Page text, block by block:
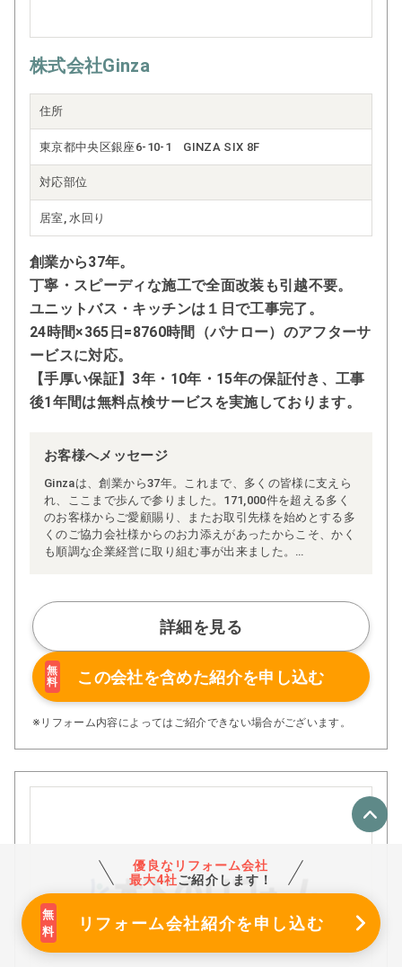
株式会社Ginza
住所
東京都中央区銀座6-10-1 GINZA SIX 8F
対応部位
居室, 水回り
創業から37年。
丁寧・スピーディな施工で全面改装も引越不要。
ユニットバス・キッチンは１日で工事完了。
24時間×365日=8760時間（パナロー）のアフターサ
ービスに対応。
【手厚い保証】3年・10年・15年の保証付き、工事
後1年間は無料点検サービスを実施しております。
お客様へメッセージ
Ginzaは、創業から37年。これまで、多くの皆様に支えら
れ、ここまで歩んで参りました。171,000件を超える多く
のお客様からご愛顧賜り、またお取引先様を始めとする多
くのご協力会社様からのお力添えがあったからこそ、かく
も順調な企業経営に取り組む事が出来ました。
Ginzaは、お客様満足度の向上を第一に、従業員の生活安
定はもちろんの事、延いては事業を通じて社会貢献活動の
一翼を担うという使命の基、文字通り「社会の公器」を目
指して日々活動に取り組んでおります。
「企業は社会の公器」であり、健全な企業経営が日本経済
を支え、人々を豊かにし、行く行くは国の発展に寄与する
ものであると信じ、今後も努力を惜しまず続けて参りま
す。
詳細を見る
無
料
この会社を含めた紹介を申し込む
※リフォーム内容によってはご紹介できない場合がございます。
優良なリフォーム会社
最大4社ご紹介します！
リフォーム会社紹介を申し込む